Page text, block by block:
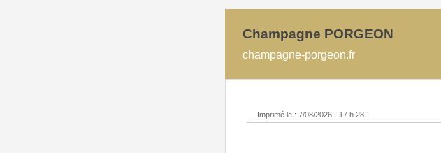
Champagne PORGEON
champagne-porgeon.fr
Imprimé le : 7/08/2026 - 17 h 28.